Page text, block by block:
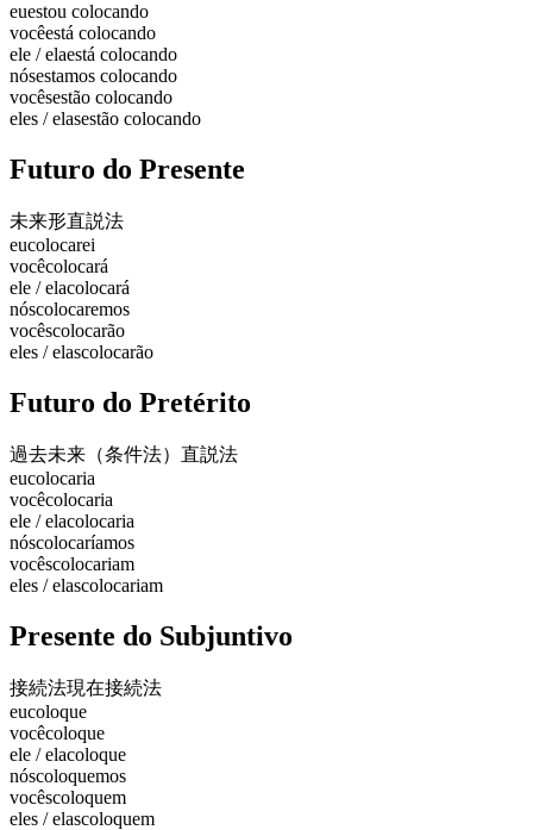
euestou colocando
vocêestá colocando
ele / elaestá colocando
nósestamos colocando
vocêsestão colocando
eles / elasestão colocando
Futuro do Presente
未来形直説法
eucolocarei
vocêcolocará
ele / elacolocará
nóscolocaremos
vocêscolocarão
eles / elascolocarão
Futuro do Pretérito
過去未来（条件法） 直説法
eucolocaria
vocêcolocaria
ele / elacolocaria
nóscolocaríamos
vocêscolocariam
eles / elascolocariam
Presente do Subjuntivo
接続法現在接続法
eucoloque
vocêcoloque
ele / elacoloque
nóscoloquemos
vocêscoloquem
eles / elascoloquem